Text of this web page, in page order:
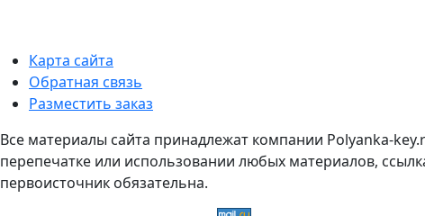
Карта сайта
Обратная связь
Разместить заказ
Все материалы сайта принадлежат компании Polyanka-
перепечатке или использовании любых материалов,
первоисточник обязательна.